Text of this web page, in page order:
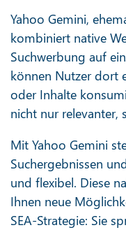
Yahoo Gemini,
kombiniert native
Suchwerbung auf
können Nutzer dort
oder Inhalte
nicht nur relevanter,
Mit Yahoo Gemini
Suchergebnissen
und flexibel. Diese
Ihnen neue
SEA-Strategie: Sie